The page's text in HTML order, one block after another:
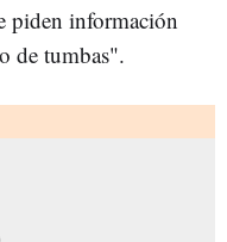
piden información
de tumbas".